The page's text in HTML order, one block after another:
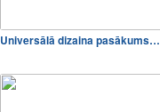
Universālā dizaina pasākums…